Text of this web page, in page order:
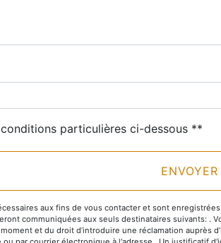
particulières ci-dessous **
ENVOYER
aux fins de vous contacter et sont
communiquées aux seuls destinataires suivants: .
et du droit d’introduire une réclamation